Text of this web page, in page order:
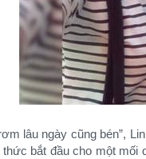
lâu ngày cũng bén”,
bắt đầu cho một